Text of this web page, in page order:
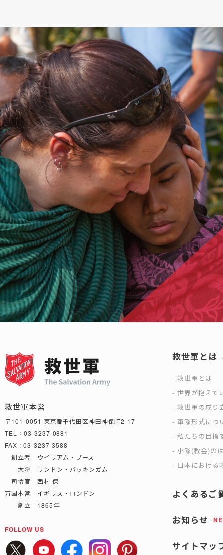
救世軍本営
〒101-0051 東京都千代田区神田神保町2-17
TEL：03-3237-0881
FAX : 03-3237-3588
創立者 ウイリアム・ブース
大将 リンドン・バッキンガム
司令官 西村 保
万国本営 イギリス・ロンドン
創立 1865年
FOLLOW US
救世軍とは
救世軍とは
世界が抱えて
救世軍の成り
軍隊形式につ
私たちの目指
小隊(教会)の
日本における
よくあるご
お知らせ
サイトマッ